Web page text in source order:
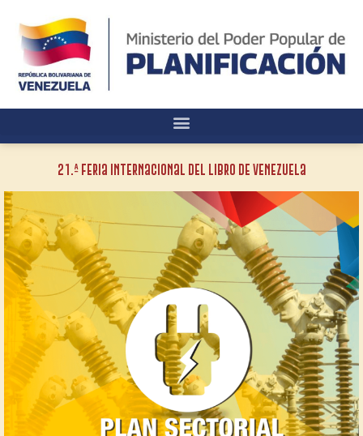
21.ª Feria Internacional del Libro de Venezuela